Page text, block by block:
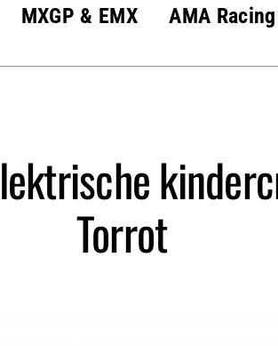
MXGP & EMX AMA Racing
Torrot